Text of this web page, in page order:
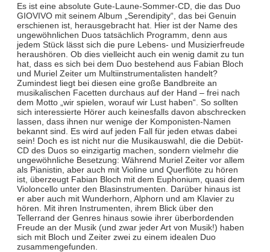
Es ist eine absolute Gute-Laune-Sommer-CD, die das Duo
GIOVIVO mit seinem Album „Serendipity“, das bei Genuin
erschienen ist, herausgebracht hat. Hier ist der Name des
ungewöhnlichen Duos tatsächlich Programm, denn aus
jedem Stück lässt sich die pure Lebens- und Musizierfreude
heraushören. Ob dies vielleicht auch ein wenig damit zu tun
hat, dass es sich bei dem Duo bestehend aus Fabian Bloch
und Muriel Zeiter um Multiinstrumentalisten handelt?
Zumindest liegt bei diesen eine große Bandbreite an
musikalischen Facetten durchaus auf der Hand – frei nach
dem Motto „wir spielen, worauf wir Lust haben“. So sollten
sich interessierte Hörer auch keinesfalls davon abschrecken
lassen, dass ihnen nur wenige der Komponisten-Namen
bekannt sind. Es wird auf jeden Fall für jeden etwas dabei
sein! Doch es ist nicht nur die Musikauswahl, die die Debüt-
CD des Duos so einzigartig machen, sondern vielmehr die
ungewöhnliche Besetzung: Während Muriel Zeiter vor allem
als Pianistin, aber auch mit Violine und Querflöte zu hören
ist, überzeugt Fabian Bloch mit dem Euphonium, quasi dem
Violoncello unter den Blasinstrumenten. Darüber hinaus ist
er aber auch mit Wunderhorn, Alphorn und am Klavier zu
hören. Mit ihren Instrumenten, ihrem Blick über den
Tellerrand der Genres hinaus sowie ihrer überbordenden
Freude an der Musik (und zwar jeder Art von Musik!) haben
sich mit Bloch und Zeiter zwei zu einem idealen Duo
zusammengefunden.